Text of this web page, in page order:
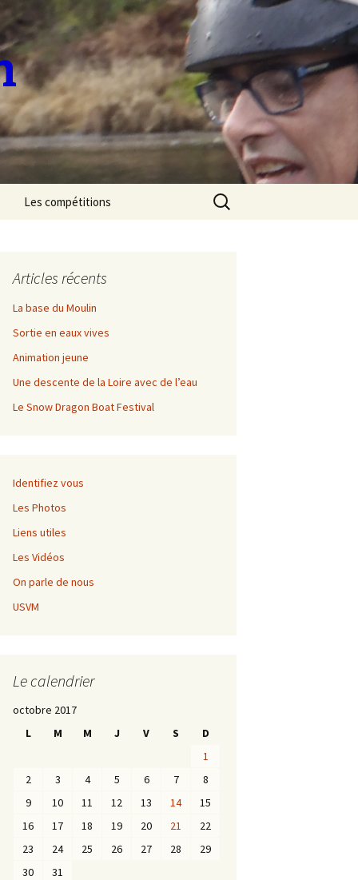
Les compétitions
Sélectif Régional de
Découverte de l’Allier
fond
Grangent Kayak Rando
Rechercher :
Articles récents
La base du Moulin
Sortie en eaux vives
Animation jeune
Une descente de la Loire avec de l’eau
Le Snow Dragon Boat Festival
Identifiez vous
Les Photos
Liens utiles
Les Vidéos
On parle de nous
USVM
Le calendrier
octobre 2017
L
M M J V S
D
1
2
3 4 5 6 7
8
9
10 11 12 13 14
15
16
17 18 19 20 21
22
23
24 25 26 27 28
29
30
31